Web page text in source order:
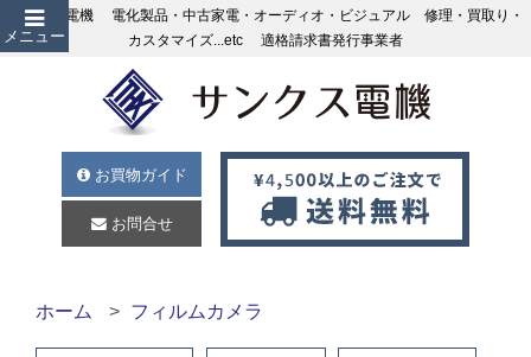
メニュー
サンクス電機 電化製品・中古家電・オーディオ・ビジュアル 修理・買取り・
カスタマイズ...etc 適格請求書発行事業者
お買物ガイド
お問合せ
ホーム フィルムカメラ